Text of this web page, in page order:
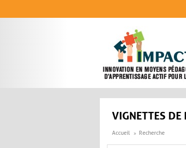
VIGNETTES DE
Accueil Recherche